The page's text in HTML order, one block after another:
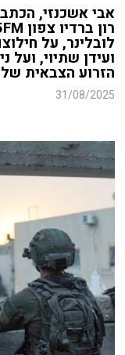
אבי אשכנזי,
לובלינר, על
ועידן שתיוי, ועל
הזרוע הצבאית
31/08/2025